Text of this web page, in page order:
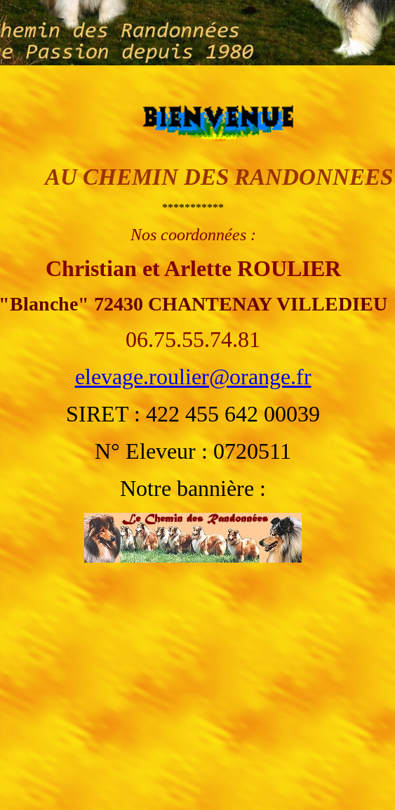
AU CHEMIN DES RANDONNEES
***********
Nos coordonnées :
Christian et Arlette ROULIER
"Blanche" 72430 CHANTENAY VILLEDIEU
06.75.55.74.81
elevage.roulier@orange.fr
SIRET : 422 455 642 00039
N° Eleveur : 0720511
Notre bannière :